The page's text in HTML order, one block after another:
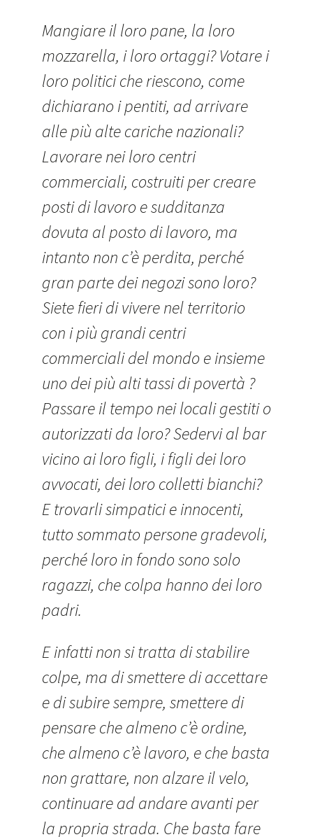
Mangiare il loro pane, la loro
mozzarella, i loro ortaggi? Votare i
loro politici che riescono, come
dichiarano i pentiti, ad arrivare
alle più alte cariche nazionali?
Lavorare nei loro centri
commerciali, costruiti per creare
posti di lavoro e sudditanza
dovuta al posto di lavoro, ma
intanto non c’è perdita, perché
gran parte dei negozi sono loro?
Siete fieri di vivere nel territorio
con i più grandi centri
commerciali del mondo e insieme
uno dei più alti tassi di povertà ?
Passare il tempo nei locali gestiti o
autorizzati da loro? Sedervi al bar
vicino ai loro figli, i figli dei loro
avvocati, dei loro colletti bianchi?
E trovarli simpatici e innocenti,
tutto sommato persone gradevoli,
perché loro in fondo sono solo
ragazzi, che colpa hanno dei loro
padri.
E infatti non si tratta di stabilire
colpe, ma di smettere di accettare
e di subire sempre, smettere di
pensare che almeno c’è ordine,
che almeno c’è lavoro, e che basta
non grattare, non alzare il velo,
continuare ad andare avanti per
la propria strada. Che basta fare